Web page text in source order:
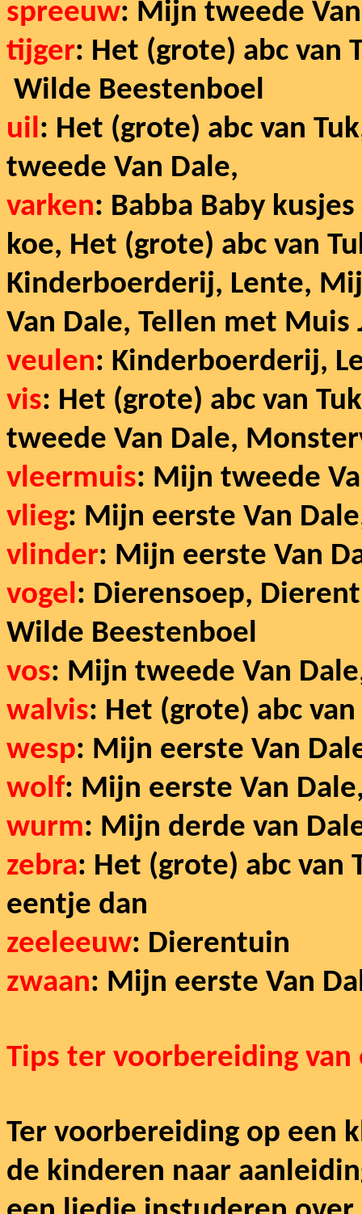
spreeuw: Mijn tweede
tijger: Het (grote) abc van
Wilde Beestenboel
uil: Het (grote) abc van
tweede Van Dale,
varken: Babba Baby
koe, Het (grote) abc van
Kinderboerderij, Lente,
Van Dale, Tellen met Muis
veulen: Kinderboerderij,
vis: Het (grote) abc van
tweede Van Dale,
vleermuis: Mijn tweede
vlieg: Mijn eerste Van
vlinder: Mijn eerste Van
vogel: Dierensoep,
Wilde Beestenboel
vos: Mijn tweede Van
walvis: Het (grote) abc van
wesp: Mijn eerste Van
wolf: Mijn eerste Van
wurm: Mijn derde van
zebra: Het (grote) abc van
eentje dan
zeeleeuw: Dierentuin
zwaan: Mijn eerste Van
Tips ter voorbereiding
Ter voorbereiding op een
de kinderen naar